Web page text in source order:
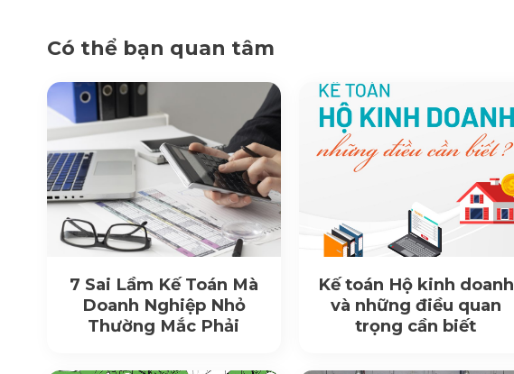
Có thể bạn quan tâm
7 Sai Lầm Kế Toán Mà
Doanh Nghiệp Nhỏ
Thường Mắc Phải
Kế toán Hộ kinh doanh
và những điều quan
trọng cần biết